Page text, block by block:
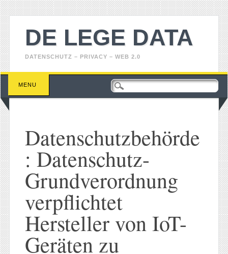
DE LEGE DATA
DATENSCHUTZ – PRIVACY – WEB 2.0
Main menu
Skip
content
MENU
Datenschutzbehörde
: Datenschutz-
Grundverordnung
verpflichtet
Hersteller von IoT-
Geräten zu